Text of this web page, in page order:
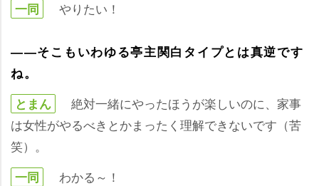
一同 りたい！
――そこもいわゆる亭主関白タイプとは真逆です
ね。
とまん
絶対一緒にやったほうが楽しいのに、家事
は女性がやるべきとかまったく理解できないです（苦
笑）。
一同 わかる～！